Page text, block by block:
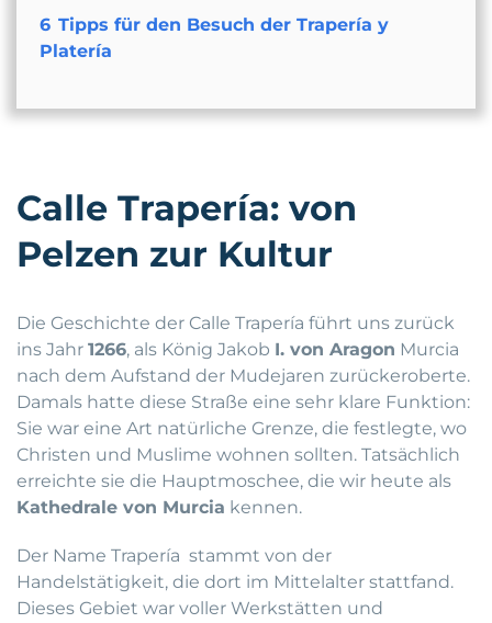
6 Tipps für den Besuch der Trapería y
Platería
Calle Trapería: von
Pelzen zur Kultur
Die Geschichte der Calle Trapería führt uns zurück
ins Jahr 1266, als König Jakob I. von Aragon Murcia
nach dem Aufstand der Mudejaren zurückeroberte.
Damals hatte diese Straße eine sehr klare Funktion:
Sie war eine Art natürliche Grenze, die festlegte, wo
Christen und Muslime wohnen sollten. Tatsächlich
erreichte sie die Hauptmoschee, die wir heute als
Kathedrale von Murcia kennen.
Der Name Trapería stammt von der
Handelstätigkeit, die dort im Mittelalter stattfand.
Dieses Gebiet war voller Werkstätten und